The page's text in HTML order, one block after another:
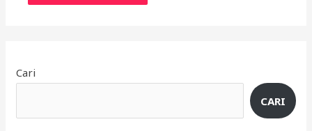
Cari
CARI